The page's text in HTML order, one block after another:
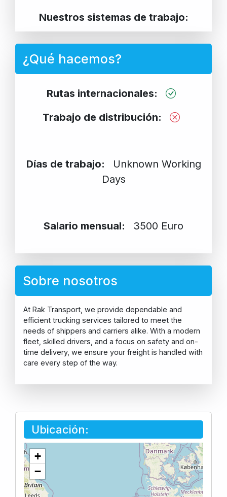
Nuestros sistemas de trabajo:
¿Qué hacemos?
Rutas internacionales:
Trabajo de distribución:
Días de trabajo:
Unknown Working
Days
Salario mensual: 3500 Euro
Sobre nosotros
At Rak Transport, we provide dependable and
efficient trucking services tailored to meet the
needs of shippers and carriers alike. With a modern
fleet, skilled drivers, and a focus on safety and on-
time delivery, we ensure your freight is handled with
care every step of the way.
Ubicación:
+
−